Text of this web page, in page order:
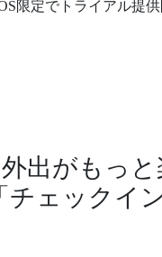
限定でトライアル提
出がもっと
ェックイ